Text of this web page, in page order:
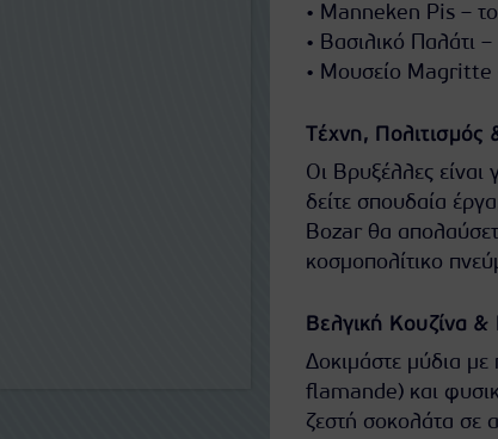
• Manneken Pis – το
• Βασιλικό Παλάτι
• Μουσείο Magritte
Τέχνη,
Οι Βρυξέλλες
δείτε σπουδαία
Bozar θα
κοσμοπολίτικο
Βελγική Κουζίνα
Δοκιμάστε μύδια
flamande) και
ζεστή σοκολάτα σε